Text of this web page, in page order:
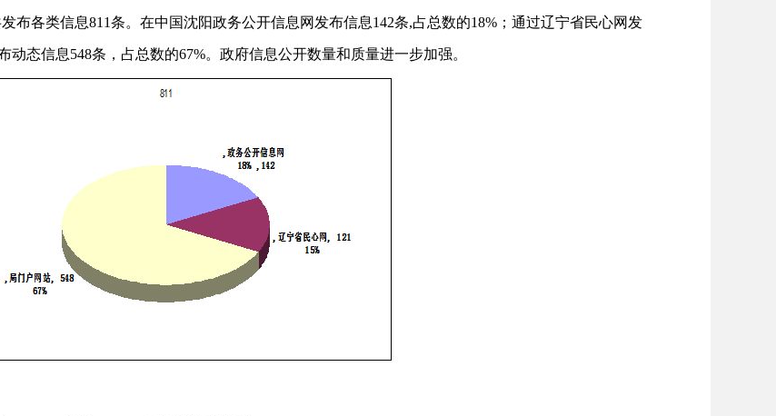
各类信息811条。在中国沈阳政务公开信息网发布信息142条,占总数的18%；通过辽宁省民心网发
态信息548条，占总数的67%。政府信息公开数量和质量进一步加强。